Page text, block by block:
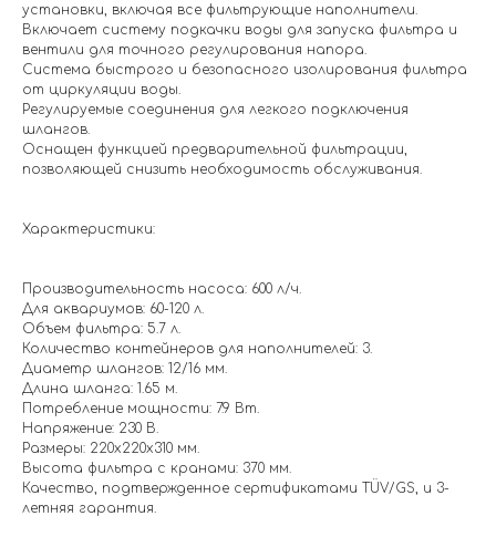
установки, включая все фильтрующие наполнители.
Включает систему подкачки воды для запуска фильтра и
вентили для точного регулирования напора.
Система быстрого и безопасного изолирования фильтра
от циркуляции воды.
Регулируемые соединения для легкого подключения
шлангов.
Оснащен функцией предварительной фильтрации,
позволяющей снизить необходимость обслуживания.
Характеристики:
Производительность насоса: 600 л/ч.
Для аквариумов: 60-120 л.
Объем фильтра: 5.7 л.
Количество контейнеров для наполнителей: 3.
Диаметр шлангов: 12/16 мм.
Длина шланга: 1.65 м.
Потребление мощности: 7.9 Вт.
Напряжение: 230 В.
Размеры: 220х220х310 мм.
Высота фильтра с кранами: 370 мм.
Качество, подтвержденное сертификатами TÜV/GS, и 3-
летняя гарантия.